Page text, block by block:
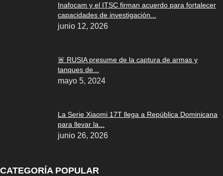
Inafocam y el ITSC firman acuerdo para fortalecer
capacidades de investigación...
junio 12, 2026
🚨 RUSIA presume de la captura de armas y
tanques de...
mayo 5, 2024
La Serie Xiaomi 17T llega a República Dominicana
para llevar la...
junio 26, 2026
CATEGORÍA POPULAR